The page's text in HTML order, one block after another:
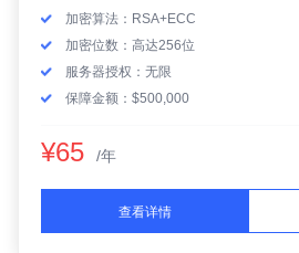
加密算法：RSA+ECC
加密位数：高达256位
服务器授权：无限
保障金额：$500,000
¥65 /年
查看详情